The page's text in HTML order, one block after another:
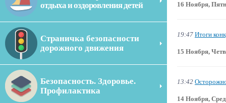
отдыха и оздоровления детей
Страничка безопасности
дорожного движения
Безопасность. Здоровье.
Профилактика
16 Ноября,
19:47 Итоги
15 Ноября,
13:42
14 Ноября,